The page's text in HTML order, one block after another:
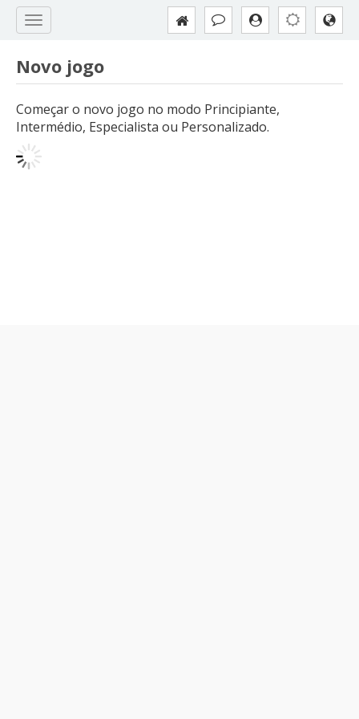
Novo jogo
Começar o novo jogo no modo Principiante,
Intermédio, Especialista ou Personalizado.